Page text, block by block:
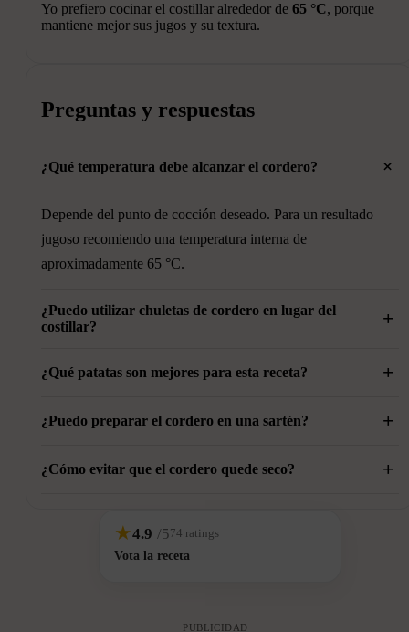
Yo prefiero cocinar el costillar alrededor de 65 °C, porque
mantiene mejor sus jugos y su textura.
Preguntas y respuestas
¿Qué temperatura debe alcanzar el cordero? +
Depende del punto de cocción deseado. Para un resultado
jugoso recomiendo una temperatura interna de
aproximadamente 65 °C.
¿Puedo utilizar chuletas de cordero en lugar del
costillar?
+
Sí. En ese caso el tiempo de cocción será más corto.
¿Qué patatas son mejores para esta receta? +
Las patatas de carne firme funcionan especialmente bien
¿Puedo preparar el cordero en una sartén? +
Sí, aunque el horno permite cocinar al mismo tiempo el
¿Cómo evitar que el cordero quede seco? +
carne a tiempo marca una gran diferencia en el resultado final.
★4.9 /574 ratings
Vota la receta
PUBLICIDAD